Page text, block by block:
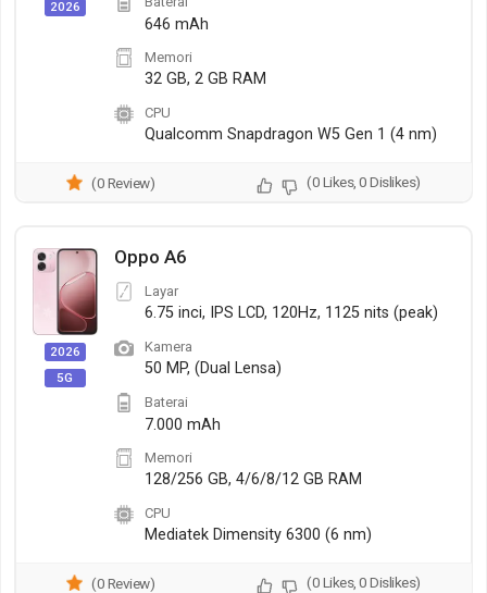
2026
646 mAh
Memori
32 GB, 2 GB RAM
CPU
Qualcomm Snapdragon W5 Gen 1 (4 nm)
(0 Review) (0 Likes, 0 Dislikes)
2026
5G
Oppo A6
Layar
6.75 inci, IPS LCD, 120Hz, 1125 nits (peak)
Kamera
50 MP, (Dual Lensa)
Baterai
7.000 mAh
Memori
128/256 GB, 4/6/8/12 GB RAM
CPU
Mediatek Dimensity 6300 (6 nm)
(0 Review) (0 Likes, 0 Dislikes)